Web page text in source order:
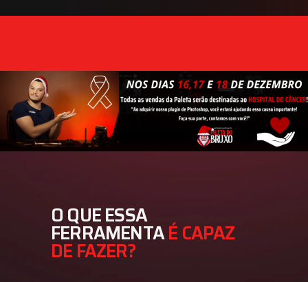
O QUE ESSA
FERRAMENTAÉ CAPAZ
DE FAZER?